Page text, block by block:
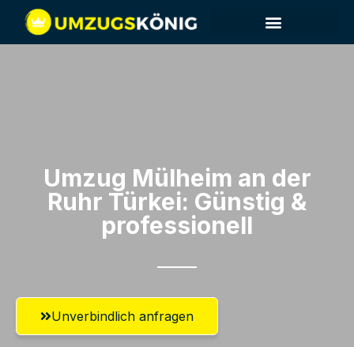
Umzug Mülheim an der
Ruhr​ Türkei: Günstig &
professionell​
Unverbindlich anfragen